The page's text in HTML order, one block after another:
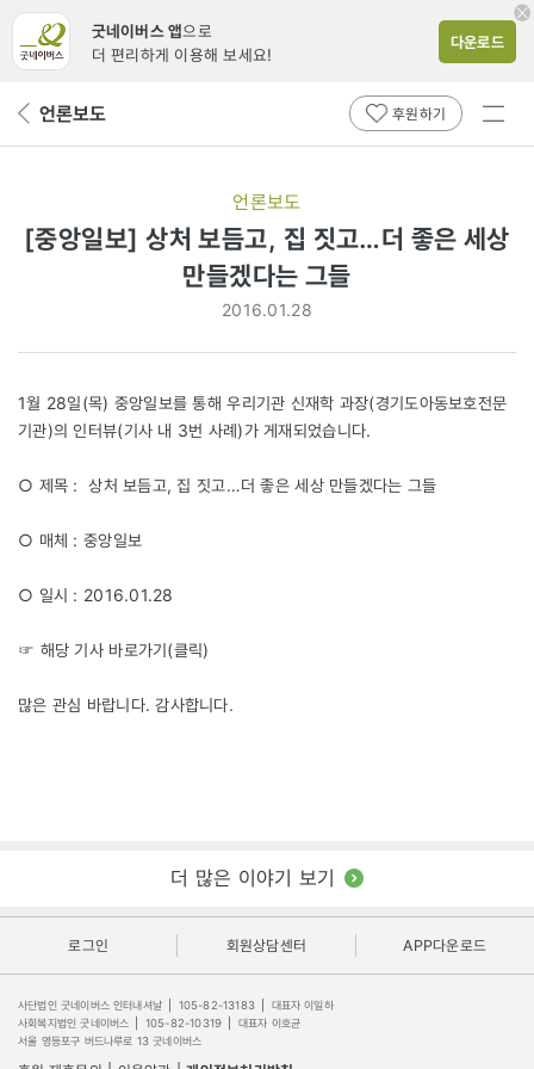
굿네이버스 앱으로
더 편리하게 이용해 보세요!
다운로드
뒤 언론보도 후원하기
전체
언론보도
[중앙일보] 상처 보듬고, 집 짓고…더 좋은 세상
만들겠다는 그들
2016.01.28
1월 28일(목) 중앙일보를 통해 우리기관 신재학 과장(경기도아동보호전문
기관)의 인터뷰(기사 내 3번 사례)가 게재되었습니다.
○ 제목 : 상처 보듬고, 집 짓고…더 좋은 세상 만들겠다는 그들
○ 매체 : 중앙일보
○ 일시 : 2016.01.28
☞ 해당 기사 바로가기(클릭)
많은 관심 바랍니다. 감사합니다.
더 많은 이야기 보기
로그인 회원상담센터 APP다운로드
사단법인 굿네이버스 인터내셔날 105-82-13183
대표자 이일하
사회복지법인 굿네이버스
105-82-10319
대표자 이호균
서울 영등포구 버드나루로 13 굿네이버스